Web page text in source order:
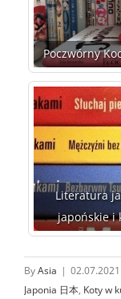
Poczwórny
Literatura
japońskie i
ByAsia | 02.07.2021
Japonia 日本, Koty w